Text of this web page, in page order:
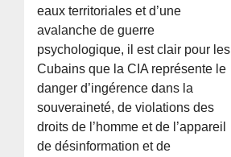
eaux territoriales et d’une
avalanche de guerre
psychologique, il est clair pour les
Cubains que la CIA représente le
danger d’ingérence dans la
souveraineté, de violations des
droits de l’homme et de l’appareil
de désinformation et de